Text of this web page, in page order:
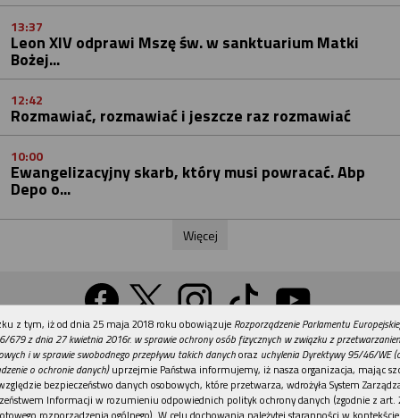
13:37
Leon XIV odprawi Mszę św. w sanktuarium Matki
Bożej...
12:42
Rozmawiać, rozmawiać i jeszcze raz rozmawiać
10:00
Ewangelizacyjny skarb, który musi powracać. Abp
Depo o...
Więcej
Wersja na komputer
Działy Tematy Kontakt Reklama
Patronaty
REKLAMA
z tym, iż od dnia 25 maja 2018 roku obowiązuje Rozporządzenie Parlamentu
679 z dnia 27 kwietnia 2016r. w sprawie ochrony osób fizycznych w związku z
i w sprawie swobodnego przepływu takich danychoraz uchylenia Dyrektywy 95/46/WE
o ochronie danych)uprzejmie Państwa informujemy, iż nasza organizacja, mając
bezpieczeństwo danych osobowych, które przetwarza, wdrożyła System
Informacji w rozumieniu odpowiednich polityk ochrony danych (zgodnie z art.
rozporządzenia ogólnego). W celu dochowania należytej staranności w